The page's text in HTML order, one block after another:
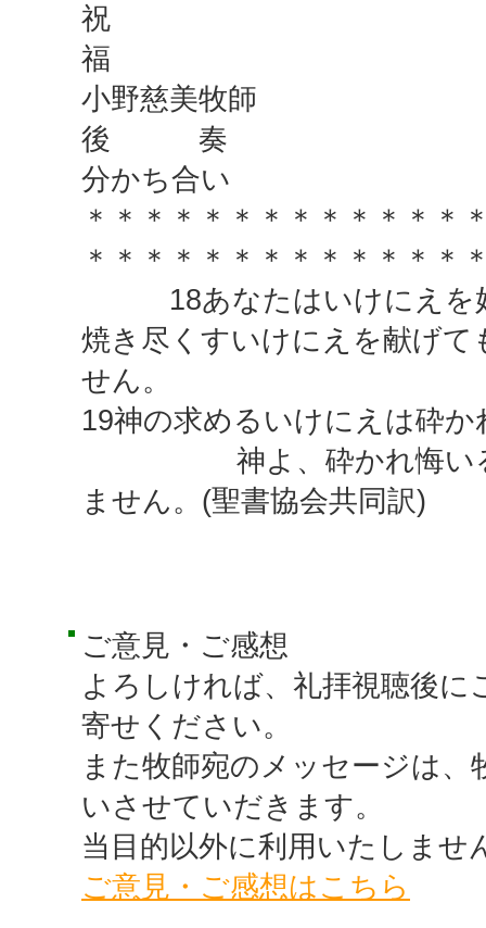
祝
小野慈美牧師
後 奏
分かち合い
＊＊＊＊＊＊＊＊＊＊＊＊＊
＊＊＊＊＊＊＊＊＊＊＊＊＊
18あなたはいけにえを
焼き尽くすいけにえを献げて
せん。
19神の求めるいけにえは砕か
神よ、砕かれ悔いる
ません。(聖書協会共同訳)
ご意見・ご感想
よろしければ、礼拝視聴後に
寄せください。
また牧師宛のメッセージは、
いさせていだきます。
当目的以外に利用いたしませ
ご意見・ご感想はこちら